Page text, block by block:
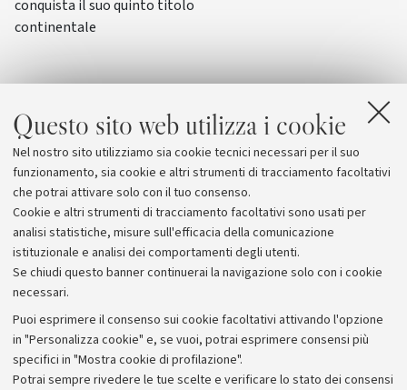
Questo sito web utilizza i cookie
Nel nostro sito utilizziamo sia cookie tecnici necessari per il suo
funzionamento, sia cookie e altri strumenti di tracciamento facoltativi
che potrai attivare solo con il tuo consenso.
Cookie e altri strumenti di tracciamento facoltativi sono usati per
analisi statistiche, misure sull'efficacia della comunicazione
istituzionale e analisi dei comportamenti degli utenti.
Se chiudi questo banner continuerai la navigazione solo con i cookie
necessari.
Puoi esprimere il consenso sui cookie facoltativi attivando l'opzione
in "Personalizza cookie" e, se vuoi, potrai esprimere consensi più
specifici in "Mostra cookie di profilazione".
Potrai sempre rivedere le tue scelte e verificare lo stato dei consensi
conquista il suo quinto titolo
continentale
Archivio
Comunicati stampa
Redazione